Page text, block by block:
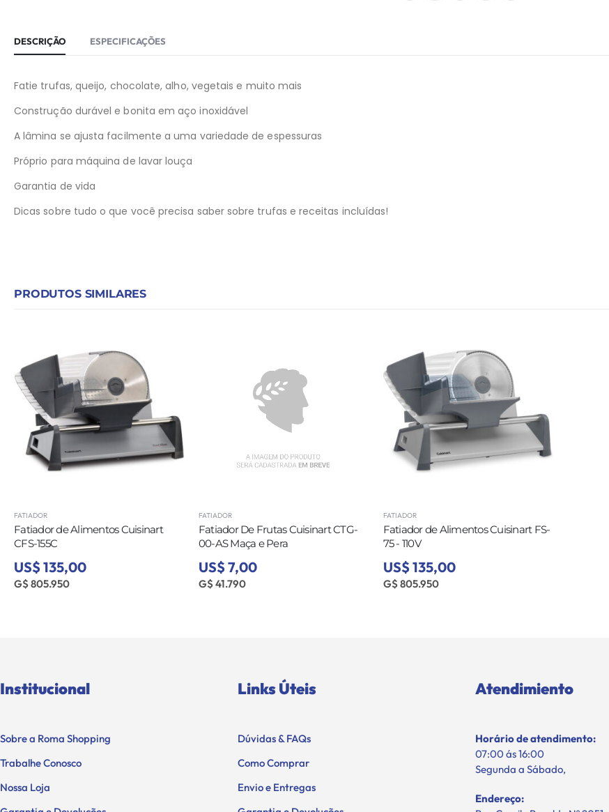
DESCRIÇÃO ESPECIFICAÇÕES
Fatie trufas, queijo, chocolate, alho, vegetais e muito mais
Construção durável e bonita em aço inoxidável
A lâmina se ajusta facilmente a uma variedade de espessuras
Próprio para máquina de lavar louça
Garantia de vida
Dicas sobre tudo o que você precisa saber sobre trufas e receitas incluídas!
PRODUTOS SIMILARES
FATIADOR
Fatiador de Alimentos Cuisinart
CFS-155C
US$ 135,00
G$ 805.950
FATIADOR
Fatiador De Frutas Cuisinart CTG-
00-AS Maça e Pera
US$ 7,00
G$ 41.790
FATIADOR
Fatiador de Alimentos Cuisinart FS-
75 - 110V
US$ 135,00
G$ 805.950
Institucional
Sobre a Roma Shopping
Trabalhe Conosco
Nossa Loja
Links Úteis
Dúvidas & FAQs
Como Comprar
Envio e Entregas
Atendimiento
Horário de atendimento:
07:00 ás 16:00
Segunda a Sábado,
Endereço: